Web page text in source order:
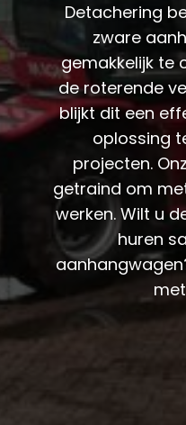
Detachering
zware
gemakkelijk te
de roterende
blijkt dit een
oplossing
projecten.
getraind om
werken. Wilt u
huren